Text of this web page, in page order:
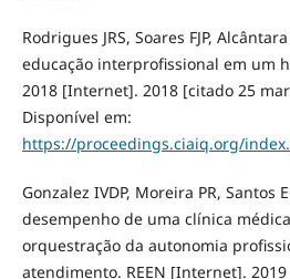
Rodrigues JRS, Soares FJP,
educação interprofissional em um
2018 [Internet]. 2018 [citado 25
Disponível em:
https://proceedings.ciaiq.org/
Gonzalez IVDP, Moreira PR, Santos
desempenho de uma clínica
orquestração da autonomia
atendimento. REEN [Internet].